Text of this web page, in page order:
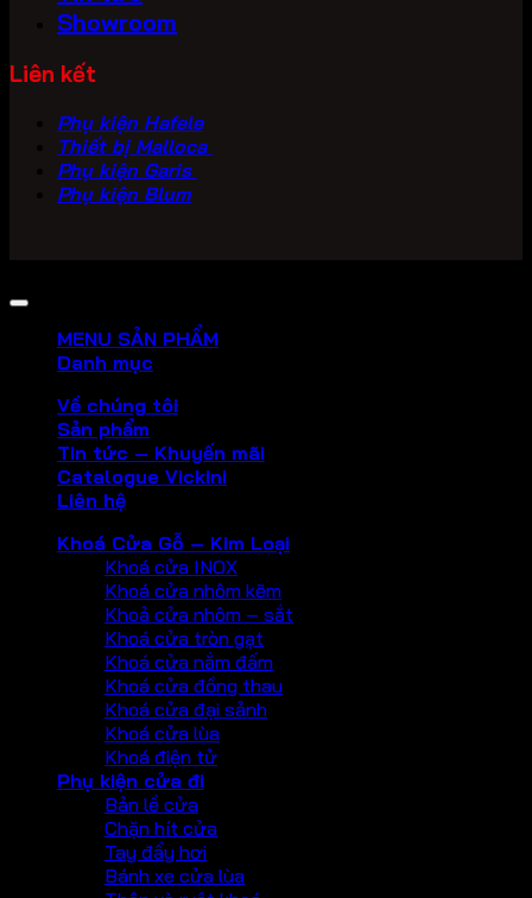
Showroom
Liên kết
Phụ kiện Hafele
Thiết bị Malloca
Phụ kiện Garis
Phụ kiện Blum
MENU SẢN PHẨM
Danh mục
Về chúng tôi
Sản phẩm
Tin tức – Khuyến mãi
Catalogue Vickini
Liên hệ
Khoá Cửa Gỗ – Kim Loại
Khoá cửa INOX
Khoá cửa nhôm kẽm
Khoả cửa nhôm – sắt
Khoá cửa tròn gạt
Khoá cửa nắm đấm
Khoá cửa đồng thau
Khoá cửa đại sảnh
Khoá cửa lùa
Khoá điện tử
Phụ kiện cửa đi
Bản lề cửa
Chặn hít cửa
Tay đẩy hơi
Bánh xe cửa lùa